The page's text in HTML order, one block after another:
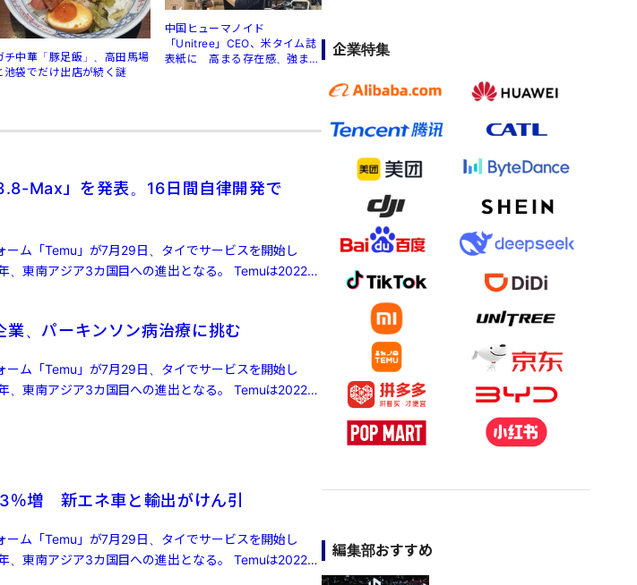
チ中華「豚足飯」、高田馬場
池袋でだけ出店が続く謎
中国ヒューマノイド
「Unitree」CEO、米タイム誌
表紙に 高まる存在感、強まる
Max」を発表。16日間自律開発で
ム「Temu」が7月29日、タイでサービスを開始し
、東南アジア3カ国目への進出となる。 Temuは2022年
、パーキンソン病治療に挑む
ム「Temu」が7月29日、タイでサービスを開始し
、東南アジア3カ国目への進出となる。 Temuは2022年
％増 新エネ車と輸出がけん引
ム「Temu」が7月29日、タイでサービスを開始し
、東南アジア3カ国目への進出となる。 Temuは2022年
企業特集
編集部おすすめ